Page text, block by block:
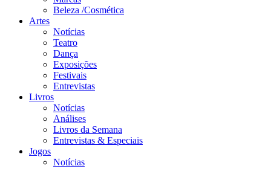
Beleza /Cosmética
Artes
Notícias
Teatro
Dança
Exposições
Festivais
Entrevistas
Livros
Notícias
Análises
Livros da Semana
Entrevistas & Especiais
Jogos
Notícias